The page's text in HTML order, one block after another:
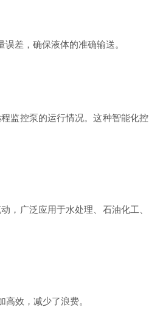
差，确保液体的准确输送。
监控泵的运行情况。这种智能化控
广泛应用于水处理、石油化工、
效，减少了浪费。